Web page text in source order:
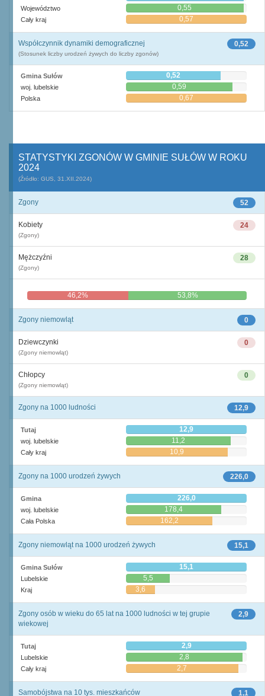
Województwo 0,55
Cały kraj 0,57
0,52
Współczynnik dynamiki demograficznej
(Stosunek liczby urodzeń żywych do liczby zgonów)
Gmina Sułów 0,52
woj. lubelskie 0,59
Polska 0,67
STATYSTYKI ZGONÓW W GMINIE SUŁÓW W ROKU
2024
(Źródło: GUS, 31.XII.2024)
52
Zgony
24
Kobiety
(Zgony)
28
Mężczyźni
(Zgony)
46,2% 53,8%
0
Zgony niemowląt
0
Dziewczynki
(Zgony niemowląt)
0
Chłopcy
(Zgony niemowląt)
12,9
Zgony na 1000 ludności
Tutaj 12,9
woj. lubelskie 11,2
Cały kraj 10,9
226,0
Zgony na 1000 urodzeń żywych
Gmina 226,0
woj. lubelskie 178,4
Cała Polska 162,2
15,1
Zgony niemowląt na 1000 urodzeń żywych
Gmina Sułów 15,1
Lubelskie 5,5
Kraj 3,6
2,9
Zgony osób w wieku do 65 lat na 1000 ludności w tej grupie
wiekowej
Tutaj 2,9
Lubelskie 2,8
Cały kraj 2,7
1,1
Samobójstwa na 10 tys. mieszkańców